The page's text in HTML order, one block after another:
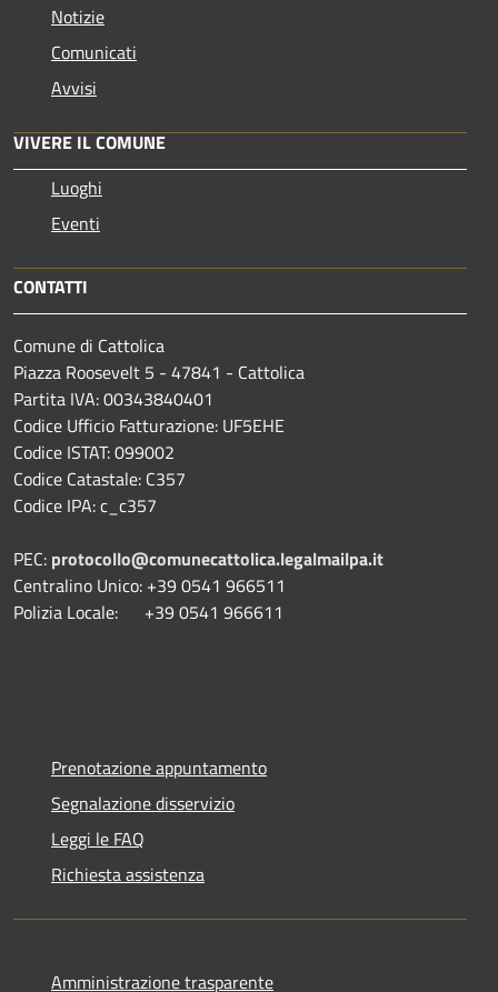
Notizie
Comunicati
Avvisi
VIVERE IL COMUNE
Luoghi
Eventi
CONTATTI
Comune di Cattolica
Piazza Roosevelt 5 - 47841 - Cattolica
Partita IVA: 00343840401
Codice Ufficio Fatturazione: UF5EHE
Codice ISTAT: 099002
Codice Catastale: C357
Codice IPA: c_c357
PEC: protocollo@comunecattolica.legalmailpa.it
Centralino Unico: +39 0541 966511
Polizia Locale: +39 0541 966611
Prenotazione appuntamento
Segnalazione disservizio
Leggi le FAQ
Richiesta assistenza
Amministrazione trasparente